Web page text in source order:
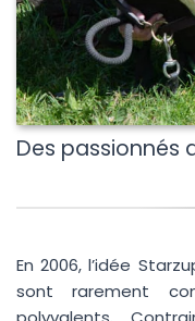
Des passionnés
En 2006, l’idée
sont rarement
Vous êtes ?*
Votre numéro